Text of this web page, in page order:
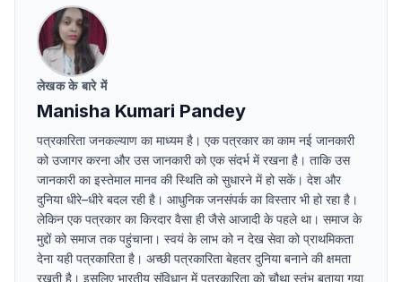
लेखक के बारे में
Manisha Kumari Pandey
पत्रकारिता जनकल्याण का माध्यम है। एक पत्रकार का काम नई जानकारी
को उजागर करना और उस जानकारी को एक संदर्भ में रखना है। ताकि उस
जानकारी का इस्तेमाल मानव की स्थिति को सुधारने में हो सकें। देश और
दुनिया धीरे–धीरे बदल रही है। आधुनिक जनसंपर्क का विस्तार भी हो रहा है।
लेकिन एक पत्रकार का किरदार वैसा ही जैसे आजादी के पहले था। समाज के
मुद्दों को समाज तक पहुंचाना। स्वयं के लाभ को न देख सेवा को प्राथमिकता
देना यही पत्रकारिता है। अच्छी पत्रकारिता बेहतर दुनिया बनाने की क्षमता
रखती है। इसलिए भारतीय संविधान में पत्रकारिता को चौथा स्तंभ बताया गया